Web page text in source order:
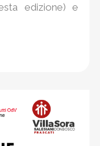
edizione) e